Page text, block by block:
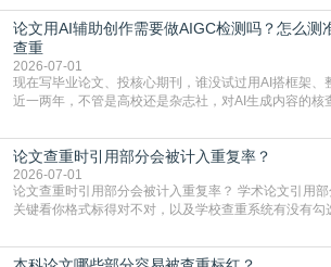
查数值误导。知网（CNKI）是学校定稿检测的绝对主
生联合比对库，能比历届学长论文，硕博用VIP/TMLC
库，期刊投稿用AMLMC/SML
论文用AI辅助创作需要做AIGC检测吗？怎么测
查重
2026-07-01
现在写毕业论文、投核心期刊，谁没试过用AI搭框架、
近一两年，不管是高校还是杂志社，对AI生成内容的核
真的太亏。提前做AIGC检测，已经成了很多过来人交
AIGC检测成了论文答辩投稿前的必备项？可能还有不
框架，内容都是自己写的，至于做AIG
论文查重时引用部分会被计入重复率？
2026-07-01
论文查重时引用部分会被计入重复率？ 学术论文引用部分会不会被算进重复率，
关键看你格式标得对不对，以及学校查重系统有没有勾
独占一行，每条文献用[1][2]方括号编号、与正文一一